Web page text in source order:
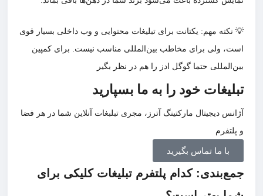
💡 نکته مهم: یکتانت برای تبلیغات محتوایی و وب داخلی بسیار قوی
است، ولی برای مخاطب بین‌المللی مناسب نیست. برای کمپین
بین‌المللی حتما گوگل ادز را هم در نظر بگیر
تبلیغات خود را به ما بسپارید
آژانس دیجیتال مارکتینگ آترز، مجری تبلبغات آنلاین شما در هر فضا
و پلتفرم
با ما تماس بگیرید
جمع‌بندی: کدام پلتفرم تبلیغات کلیکی برای